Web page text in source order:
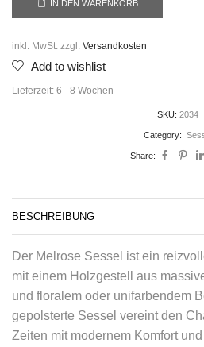
IN DEN WARENKORB
inkl. MwSt. zzgl. Versandkosten
Add to wishlist
Lieferzeit: 6 - 8 Wochen
SKU: 2034
Category:
Share:
BESCHREIBUNG
Der Melrose Sessel ist ein
mit einem Holzgestell aus
und floralem oder unifarbendem
gepolsterte Sessel vereint den
Zeiten mit modernem Komfort